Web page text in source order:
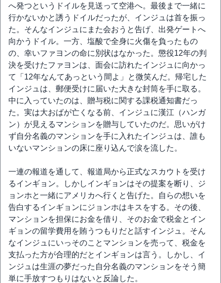
へ発つというドイルを見送って空港へ。最後まで一緒に
行かないかと誘うドイルだったが、インジュは首を振っ
た。そんなインジュにまた会おうと告げ、出発ゲートへ
向かうドイル。一方、塩酸で全身に火傷を負ったもの
の、幸いファヨンの命に別状はなかった。懲役12年の判
決を受けたファヨンは、面会に訪れたインジュに向かっ
て「12年なんてあっという間よ」と微笑んだ。帰宅した
インジュは、郵便受けに届いた大きな封筒を手に取る。
中に入っていたのは、贈与税に関する課税通知書だっ
た。実は大おばが亡くなる前、インジュに漢江（ハンガ
ン）が見えるマンションを贈与していたのだ。思いがけ
ず自分名義のマンションを手に入れたインジュは、誰も
いないマンションの床に座り込んで涙を流した。
一連の報道を通して、報道局から正式なスカウトを受け
るインギョン。しかしインギョンはその提案を断り、ジ
ョンホと一緒にアメリカへ行くと告げた。自らの想いを
告白するインギョンにジョンホはキスをする。その後、
マンションを担保にお金を借り、そのお金で税金とイン
ギョンの留学費用を賄うつもりだと話すインジュ。そん
なインジュにいっそのことマンションを売って、税金を
支払った方が合理的だとインギョンは言う。しかし、イ
ンジュは生涯の夢だった自分名義のマンションをそう簡
単に手放すつもりはないと反論した。